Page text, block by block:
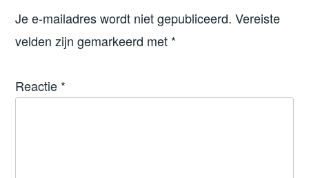
Je e-mailadres wordt niet gepubliceerd. Vereiste
velden zijn gemarkeerd met *
Reactie *